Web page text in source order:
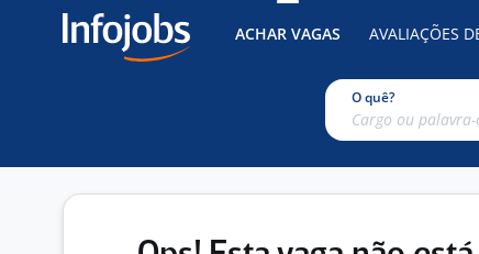
ACHAR VAGAS AVALIAÇÕES
O quê?